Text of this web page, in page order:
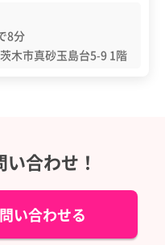
8分
木市真砂玉島台5-9 1階
合わせ！
い合わせる